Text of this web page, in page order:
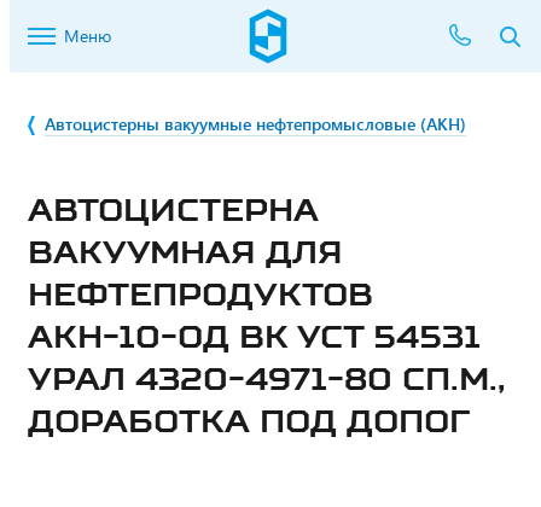
Меню
Автоцистерны вакуумные нефтепромысловые (АКН)
АВТОЦИСТЕРНА
ВАКУУМНАЯ ДЛЯ
НЕФТЕПРОДУКТОВ
АКН-10-ОД ВК УСТ 54531
УРАЛ 4320-4971-80 СП.М.,
ДОРАБОТКА ПОД ДОПОГ